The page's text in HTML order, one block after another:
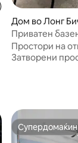
оцена: 5,0 од 5,
Дом во Лонг
Приватен
Пешачење до
Простори на
Затворени
Супердомаќин
Супердомаќин